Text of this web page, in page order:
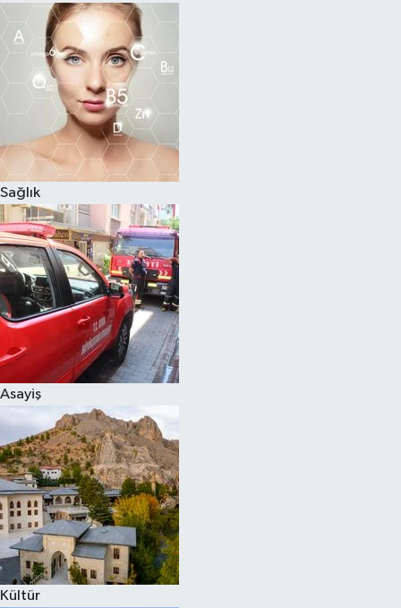
Sağlık
Asayiş
Kültür